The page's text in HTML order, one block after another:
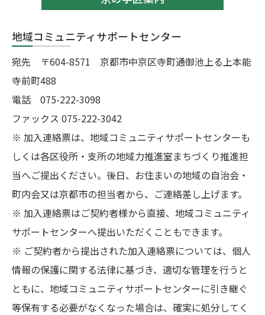
地域コミュニティサポートセンター
宛先 〒604-8571 京都市中京区寺町通御池上る上本能
寺前町488
電話 075-222-3098
ファックス 075-222-3042
※ 加入連絡票は、地域コミュニティサポートセンターも
しくは各区役所・支所の地域力推進室まちづくり推進担
当へご提出ください。後日、お住まいの地域の自治会・
町内会又は京都市の担当者から、ご連絡差し上げます。
※ 加入連絡票はご契約者様から直接、地域コミュニティ
サポートセンターへ提出いただくこともできます。
※ ご契約者から提出された加入連絡票については、個人
情報の保護に関する法律に基づき、適切な管理を行うと
ともに、地域コミュニティサポートセンターに引き継ぐ
等保有する必要がなくなった場合は、確実に処分してく